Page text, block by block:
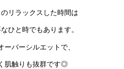
リラックスした時間は
ひと時でもあります。
ーバーシルエットで、
肌触りも抜群です◎